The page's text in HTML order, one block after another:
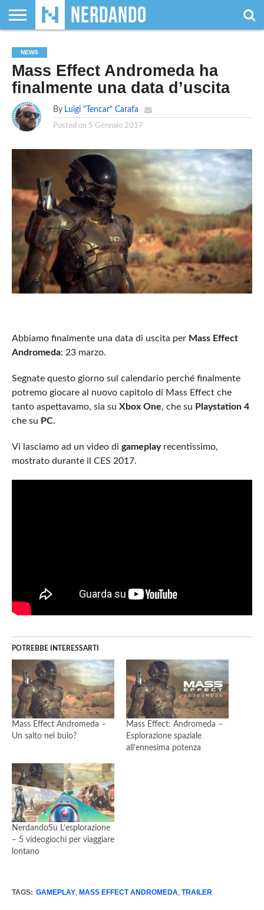
SIAMO
GIOCHI
DA
TAVOLO
GIOCHI
DI
RUOLO
VIDEOGAMES
FILM
&
SERIE
TV
FUMETTI
& LIBRI
MAGIC:
THE
GATHERING
DUNGEONS
&
DRAGONS
WRESTLING
NERDANDO
AWARDS
I
BOLLINI
NEWS
Mass Effect Andromeda ha
finalmente una data d’uscita
By Luigi "Tencar" Carafa
Posted on 5 Gennaio 2017
Abbiamo finalmente una data di uscita per Mass Effect
Andromeda: 23 marzo.
Segnate questo giorno sul calendario perché finalmente
potremo giocare al nuovo capitolo di Mass Effect che
tanto aspettavamo, sia su Xbox One, che su Playstation 4
che su PC.
Vi lasciamo ad un video di gameplayrecentissimo,
mostrato durante il CES 2017.
POTREBBE INTERESSARTI
Mass Effect Andromeda –
Un salto nel buio?
Mass Effect: Andromeda –
Esplorazione spaziale
all’ennesima potenza
NerdandoSu L’esplorazione
– 5 videogiochi per viaggiare
lontano
TAGS: GAMEPLAY, MASS EFFECT ANDROMEDA TRAILER